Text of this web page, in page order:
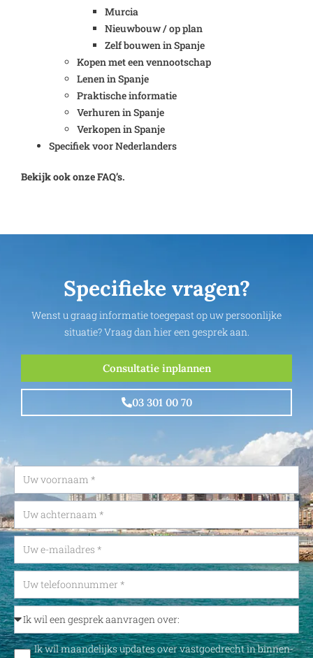
Murcia
Nieuwbouw / op plan
Zelf bouwen in Spanje
Kopen met een vennootschap
Lenen in Spanje
Praktische informatie
Verhuren in Spanje
Verkopen in Spanje
Specifiek voor Nederlanders
Bekijk ook onze FAQ’s.
Specifieke vragen?
Wenst u graag informatie toegepast op uw persoonlijke
situatie? Vraag dan hier een gesprek aan.
Consultatie inplannen
03 301 00 70
Ik wil maandelijks updates over vastgoedrecht in binnen-